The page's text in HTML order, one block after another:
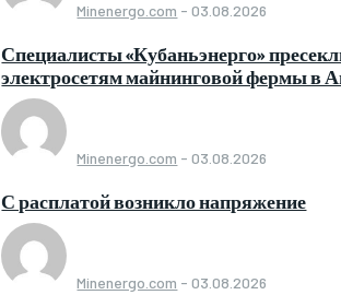
Minenergo.com - 03.08.2026
Специалисты «Кубаньэнерго»
электросетям майнинговой фермы в
Minenergo.com - 03.08.2026
С расплатой возникло напряжение
Minenergo.com - 03.08.2026